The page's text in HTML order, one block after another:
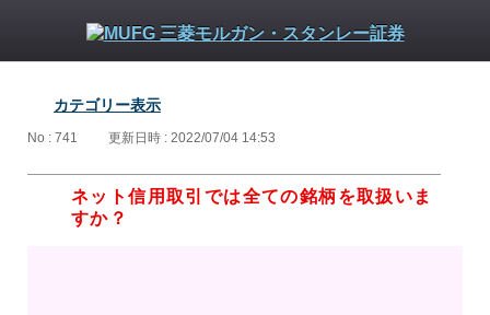
カテゴリー表示
No : 741 更新日時 : 2022/07/04 14:53
ネット信用取引では全ての銘柄を取扱いま
すか？